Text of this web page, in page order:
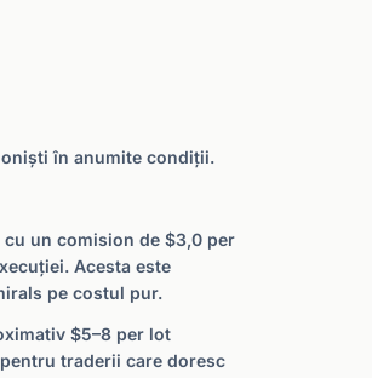
în anumite condiții.
un comision de $3,0 per
Acesta este
pe costul pur.
$5–8 per lot
traderii care doresc